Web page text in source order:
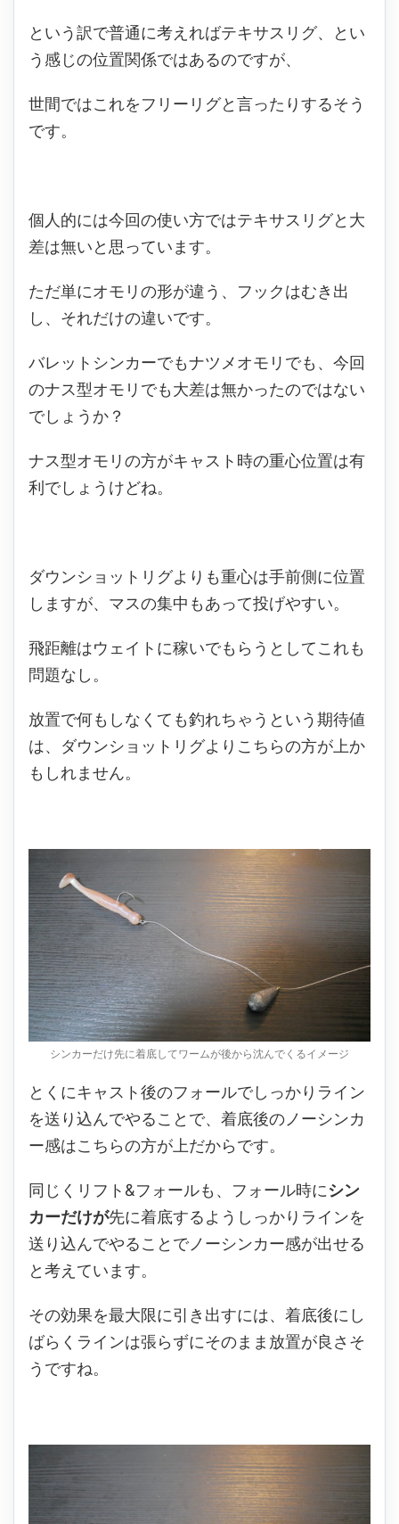
という訳で普通に考えればテキサスリグ、とい
う感じの位置関係ではあるのですが、
世間ではこれをフリーリグと言ったりするそう
です。
個人的には今回の使い方ではテキサスリグと大
差は無いと思っています。
ただ単にオモリの形が違う、フックはむき出
し、それだけの違いです。
バレットシンカーでもナツメオモリでも、今回
のナス型オモリでも大差は無かったのではない
でしょうか？
ナス型オモリの方がキャスト時の重心位置は有
利でしょうけどね。
ダウンショットリグよりも重心は手前側に位置
しますが、マスの集中もあって投げやすい。
飛距離はウェイトに稼いでもらうとしてこれも
問題なし。
放置で何もしなくても釣れちゃうという期待値
は、ダウンショットリグよりこちらの方が上か
もしれません。
シンカーだけ先に着底してワームが後から沈んでくるイメージ
とくにキャスト後のフォールでしっかりライン
を送り込んでやることで、着底後のノーシンカ
ー感はこちらの方が上だからです。
同じくリフト&フォールも、フォール時にシン
カーだけが先に着底するようしっかりラインを
送り込んでやることでノーシンカー感が出せる
と考えています。
その効果を最大限に引き出すには、着底後にし
ばらくラインは張らずにそのまま放置が良さそ
うですね。